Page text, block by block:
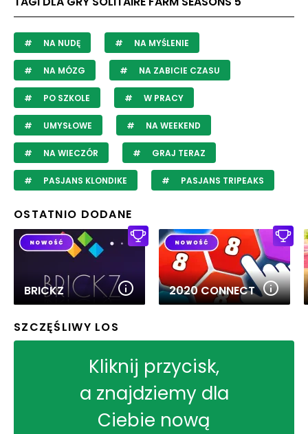
NA NUDĘ NA MYŚLENIE
NA MÓZG NA ZABICIE CZASU
PO SZKOLE W PRACY
UMYSŁOWE NA WEEKEND
NA WIECZÓR GRAJ TERAZ
PASJANS KLONDIKE PASJANS TRIPEAKS
OSTATNIO DODANE
BRICKZ 2020 CONNECT
SZCZĘŚLIWY LOS
Kliknij przycisk,
a znajdziemy dla
Ciebie nową